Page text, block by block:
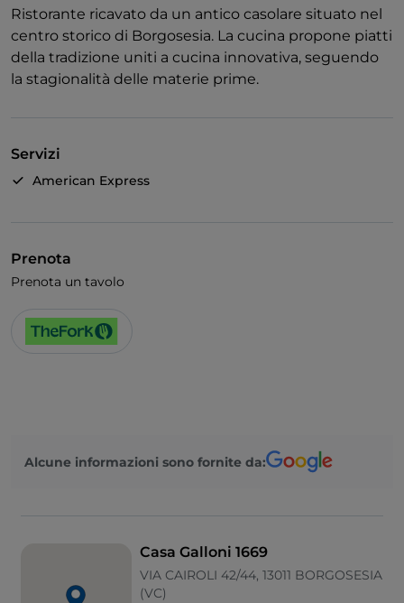
Ristorante ricavato da un antico casolare situato nel
centro storico di Borgosesia. La cucina propone piatti
della tradizione uniti a cucina innovativa, seguendo
la stagionalità delle materie prime.
Servizi
American Express
Prenota
Prenota un tavolo
Alcune informazioni sono fornite da:
Casa Galloni 1669
VIA CAIROLI 42/44, 13011 BORGOSESIA
(VC)